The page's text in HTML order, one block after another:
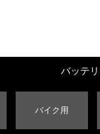
バッテ
バイク用